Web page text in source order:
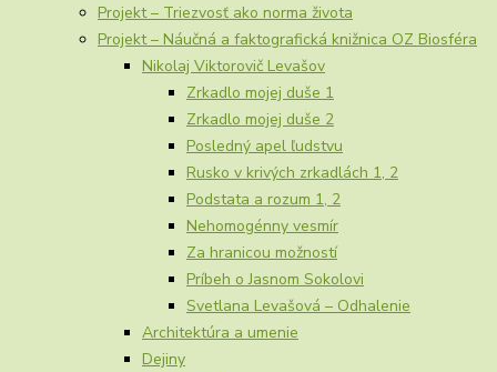
Projekt – Triezvosť ako norma života
Projekt – Náučná a faktografická knižnica OZ Biosféra
Nikolaj Viktorovič Levašov
Zrkadlo mojej duše 1
Zrkadlo mojej duše 2
Posledný apel ľudstvu
Rusko v krivých zrkadlách 1, 2
Podstata a rozum 1, 2
Nehomogénny vesmír
Za hranicou možností
Príbeh o Jasnom Sokolovi
Svetlana Levašová – Odhalenie
Architektúra a umenie
Dejiny